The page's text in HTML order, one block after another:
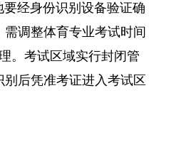
经身份识别设备验证确
调整体育专业考试时间
。考试区域实行封闭管
后凭准考证进入考试区